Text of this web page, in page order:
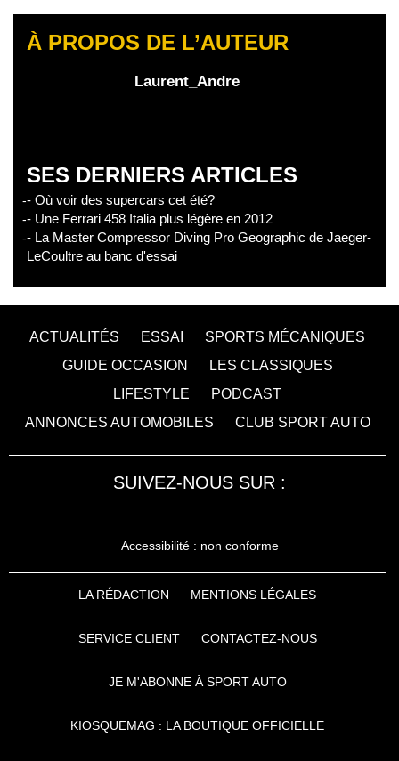
À PROPOS DE L’AUTEUR
Laurent_Andre
SES DERNIERS ARTICLES
- Où voir des supercars cet été?
- Une Ferrari 458 Italia plus légère en 2012
- La Master Compressor Diving Pro Geographic de Jaeger-
LeCoultre au banc d'essai
ACTUALITÉS ESSAI
SPORTS MÉCANIQUES
GUIDE OCCASION
LES CLASSIQUES
LIFESTYLE
PODCAST
ANNONCES AUTOMOBILES
CLUB SPORT AUTO
SUIVEZ-NOUS SUR :
Accessibilité : non conforme
LA RÉDACTION MENTIONS LÉGALES
SERVICE CLIENT CONTACTEZ-NOUS
JE M'ABONNE À SPORT AUTO
KIOSQUEMAG : LA BOUTIQUE OFFICIELLE